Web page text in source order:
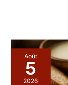
Août
5
2026